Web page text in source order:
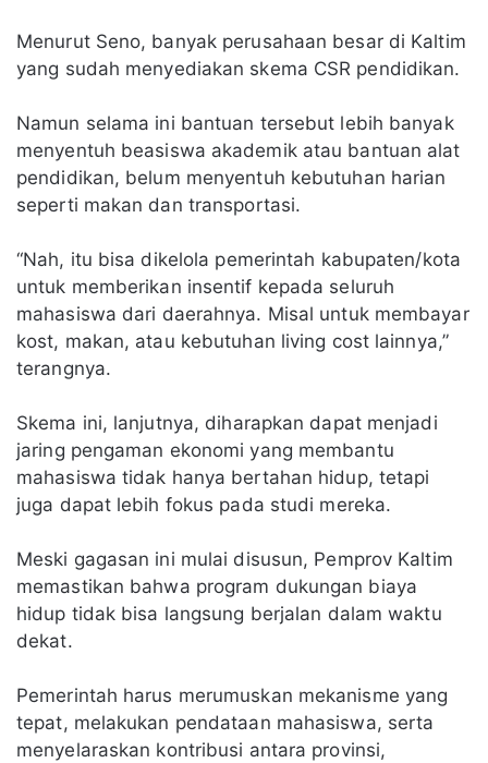
Menurut Seno, banyak perusahaan besar di Kaltim
yang sudah menyediakan skema CSR pendidikan.
Namun selama ini bantuan tersebut lebih banyak
menyentuh beasiswa akademik atau bantuan alat
pendidikan, belum menyentuh kebutuhan harian
seperti makan dan transportasi.
“Nah, itu bisa dikelola pemerintah kabupaten/kota
untuk memberikan insentif kepada seluruh
mahasiswa dari daerahnya. Misal untuk membayar
kost, makan, atau kebutuhan living cost lainnya,”
terangnya.
Skema ini, lanjutnya, diharapkan dapat menjadi
jaring pengaman ekonomi yang membantu
mahasiswa tidak hanya bertahan hidup, tetapi
juga dapat lebih fokus pada studi mereka.
Meski gagasan ini mulai disusun, Pemprov Kaltim
memastikan bahwa program dukungan biaya
hidup tidak bisa langsung berjalan dalam waktu
dekat.
Pemerintah harus merumuskan mekanisme yang
tepat, melakukan pendataan mahasiswa, serta
menyelaraskan kontribusi antara provinsi,